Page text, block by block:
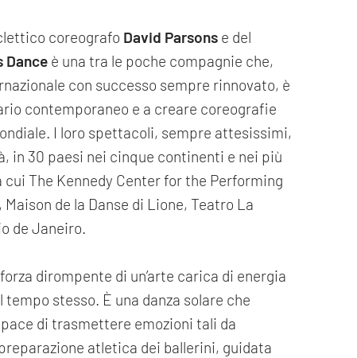
coreografo David Parsonse del
Danceè una tra le poche compagnie che,
con successo sempre rinnovato, è
contemporaneo e a creare coreografie
I loro spettacoli, sempre attesissimi,
in 30 paesi nei cinque continenti e nei più
The Kennedy Center for the Performing
de la Danse di Lione, Teatro La
de Janeiro.
dirompente di un’arte carica di energia
stesso. È una danza solare che
di trasmettere emozioni tali da
atletica dei ballerini, guidata